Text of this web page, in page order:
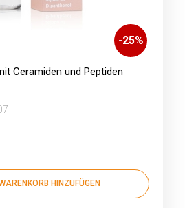
-25%
Ceramiden und Peptiden
HINZUFÜGEN